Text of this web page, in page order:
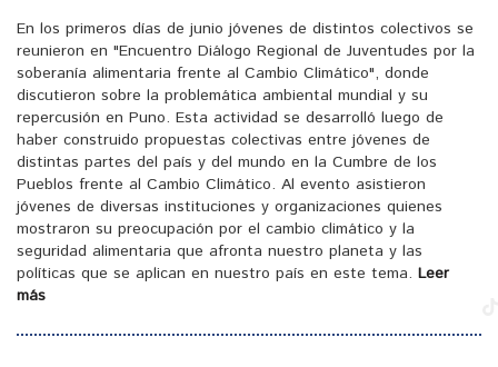
En los primeros días de junio jóvenes de distintos colectivos se
reunieron en "Encuentro Diálogo Regional de Juventudes por la
soberanía alimentaria frente al Cambio Climático", donde
discutieron sobre la problemática ambiental mundial y su
repercusión en Puno. Esta actividad se desarrolló luego de
haber construido propuestas colectivas entre jóvenes de
distintas partes del país y del mundo en la Cumbre de los
Pueblos frente al Cambio Climático. Al evento asistieron
jóvenes de diversas instituciones y organizaciones quienes
mostraron su preocupación por el cambio climático y la
seguridad alimentaria que afronta nuestro planeta y las
políticas que se aplican en nuestro país en este tema. Leer
más